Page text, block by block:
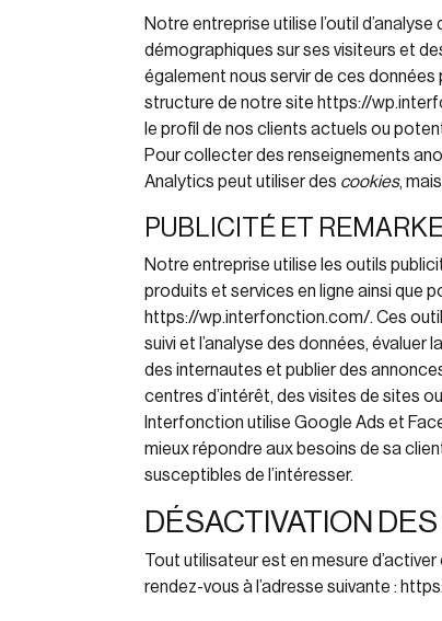
Notre entreprise utilise l’outil
démographiques sur ses visiteurs et
également nous servir de ces
structure de notre site https://
le profil de nos clients actuels ou
Pour collecter des renseignements
Analytics peut utiliser des cookies,
PUBLICITÉ ET
Notre entreprise utilise les outils
produits et services en ligne ainsi que
https://wp.interfonction.com/. Ces
suivi et l’analyse des données,
des internautes et publier des
centres d’intérêt, des visites de sites
Interfonction utilise Google Ads et
mieux répondre aux besoins de sa
susceptibles de l’intéresser.
DÉSACTIVATION
Tout utilisateur est en mesure
rendez-vous à l’adresse suivante :